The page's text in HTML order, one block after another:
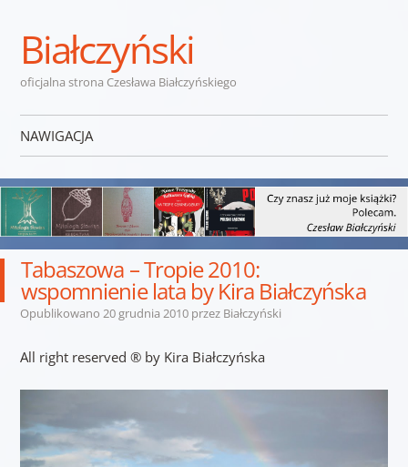
Białczyński
oficjalna strona Czesława Białczyńskiego
NAWIGACJA
Tabaszowa – Tropie 2010:
wspomnienie lata by Kira Białczyńska
Opublikowano 20 grudnia 2010przez Białczyński
All right reserved ® by Kira Białczyńska